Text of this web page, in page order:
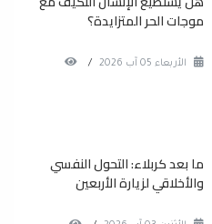
موجات الحر المتزايدة؟
الأربعاء 05 آب 2026 /
ما بعد كربلاء: التحول النفسي
والأخلاقي لزيارة الأربعين